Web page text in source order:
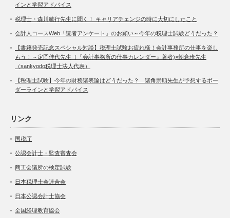
インと学習アドバイス
税理士・森川敏行先生に聞く！ キャリアチェンジの時に大切にしたこと
会計人コースWeb「読者アンケート」のお願い～今年の税理士試験どうだった？
【書籍発売記念スペシャル対談】税理士試験お疲れ様！会計事務所の仕事を楽し
もう！～定岡佳代先生（『会計事務所の仕事カレンダー』著者)×朝倉歩先生
（sankyodo税理士法人代表）
【税理士試験】今年の財務諸表論はどうだった？ 諸角崇順先生が予想するボー
ダーラインと学習アドバイス
リンク
国税庁
公認会計士・監査審査会
商工会議所の検定試験
日本税理士会連合会
日本公認会計士協会
全国経理教育協会